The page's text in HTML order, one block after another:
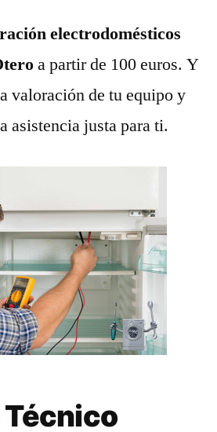
electrodomésticos
a partir de 100 euros. Y
valoración de tu equipo y
asistencia justa para ti.